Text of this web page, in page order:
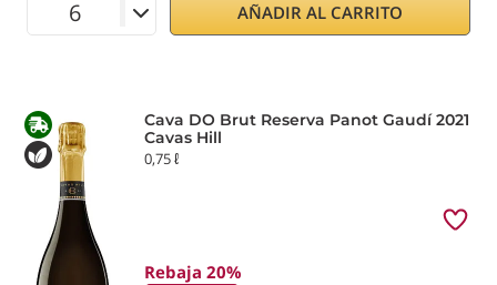
AÑADIR AL CARRITO
Cava DO Brut Reserva Panot Gaudí 2021
Cavas Hill
0,75 ℓ
Rebaja 20%